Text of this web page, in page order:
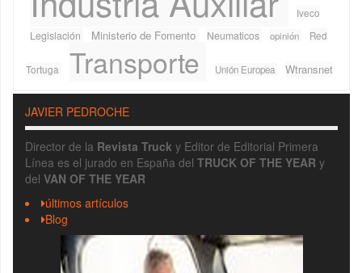
Iveco
Legislación
Ministerio de Fomento Neumaticos opinión Red
Tortuga Transporte Unión Europea Wtransnet
JAVIER PEDROCHE
Director de la Revista Truck y Editor de Editorial Primera
Línea es el jurado en España del TRUCK OF THE YEAR y
del VAN OF THE YEAR
últimos artículos
Blog